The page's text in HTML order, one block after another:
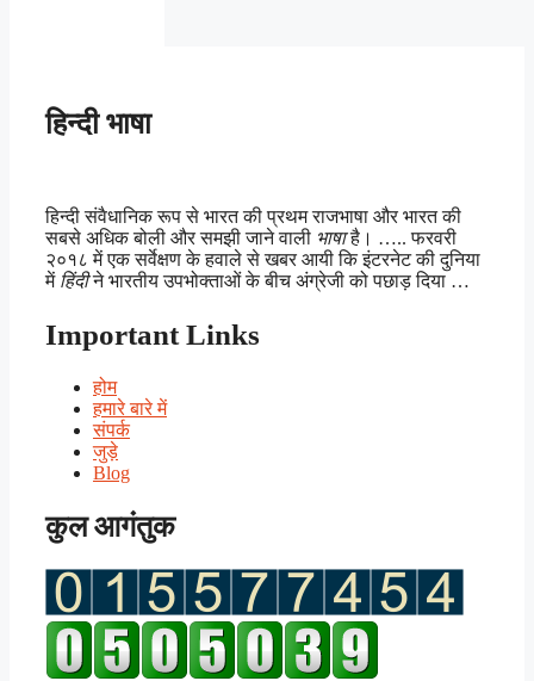
हिन्दी भाषा
हिन्दी संवैधानिक रूप से भारत की प्रथम राजभाषा और भारत की
सबसे अधिक बोली और समझी जाने वाली भाषाहै। ….. फरवरी
२०१८ में एक सर्वेक्षण के हवाले से खबर आयी कि इंटरनेट की दुनिया
में हिंदीने भारतीय उपभोक्ताओं के बीच अंग्रेजी को पछाड़ दिया …
Important Links
होम
हमारे बारे में
संपर्क
जुड़े
Blog
कुल आगंतुक